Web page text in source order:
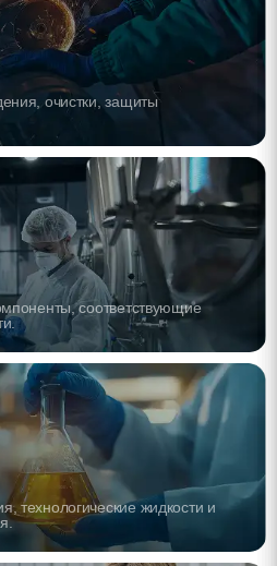
очистки, защиты
соответствующие
технологические жидкости и